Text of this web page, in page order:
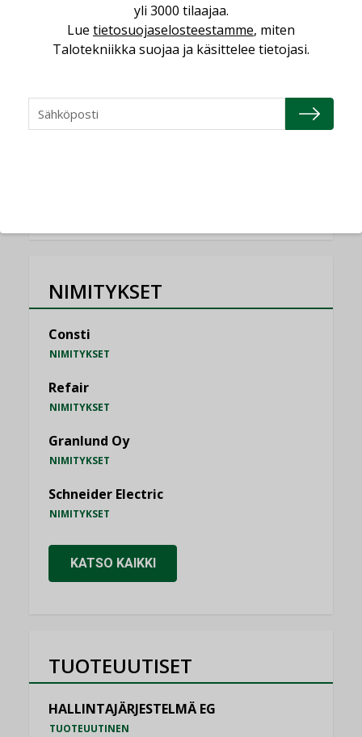
Miten varmistetaan EPD-dokumenteista
saatavien tietojen vertailukelpoisuus?
Vesi- ja viemärimitoittaminen on
jämähtänyt ajassa paikalleen
NIMITYKSET
Consti
NIMITYKSET
Refair
NIMITYKSET
Granlund Oy
NIMITYKSET
Schneider Electric
NIMITYKSET
KATSO KAIKKI
TUOTEUUTISET
HALLINTAJÄRJESTELMÄ EG
TUOTEUUTINEN
yli 3000 tilaajaa.
Lue tietosuojaselosteestamme, miten
Talotekniikka suojaa ja käsittelee tietojasi.